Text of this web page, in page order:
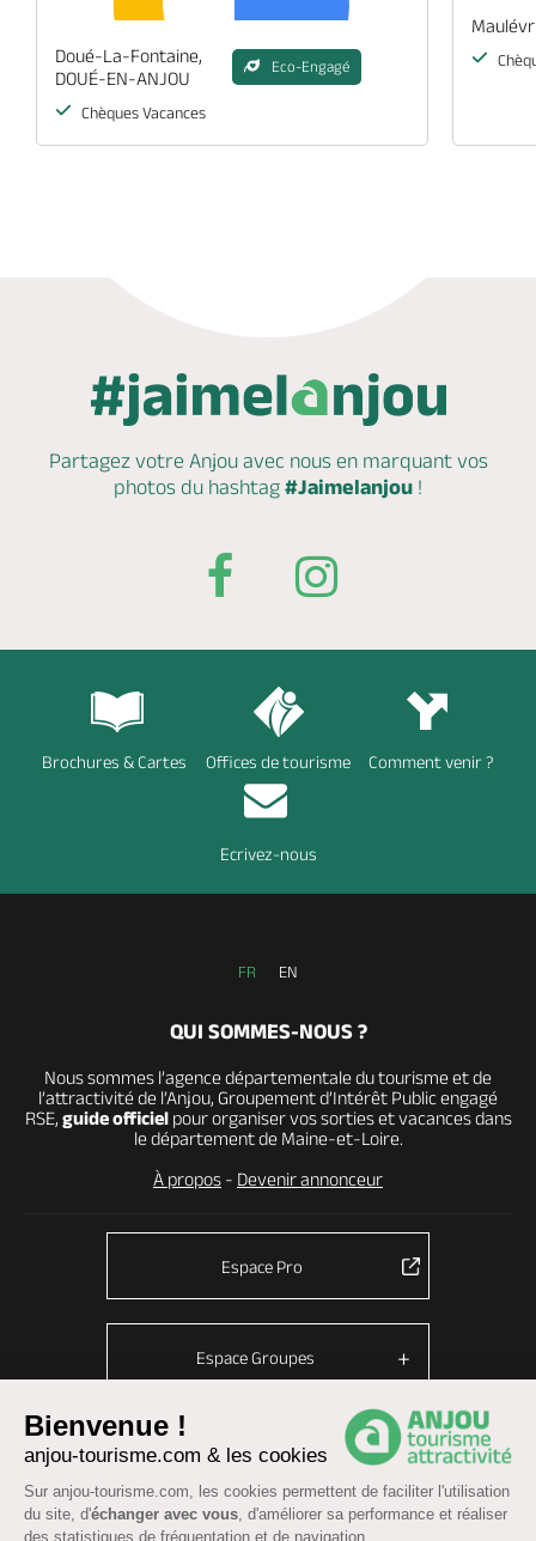
Bienvenue !
anjou-tourisme.com & les cookies
Sur anjou-tourisme.com, les cookies permettent de faciliter l'utilisation
du site, d'échanger avec vous, d'améliorer sa performance et réaliser
des statistiques de fréquentation et de navigation.
Doué-La-Fontaine,
DOUÉ-EN-ANJOU
Eco-Engagé
Chèques Vacances
Partagez votre Anjou avec nous en marquantvos
photos du hashtag #Jaimelanjou !
Brochures & Cartes Offices de tourisme Comment venir ?
Ecrivez-nous
FR EN
QUI SOMMES-NOUS ?
Nous sommes l’agence départementale du tourisme et de
l’attractivité de l’Anjou, Groupement d’Intérêt Public engagé
RSE, guide officielpour organiser vos sorties et vacances dans
le département de Maine-et-Loire.
À propos - Devenir annonceur
Espace Pro
Espace Groupes
© Anjou tourisme 2026 -Plan du site-Fonctionnement du site
Mentions légales Données personnelles
Cookies
CGU Réservation-Accessibilité : partiellement conforme